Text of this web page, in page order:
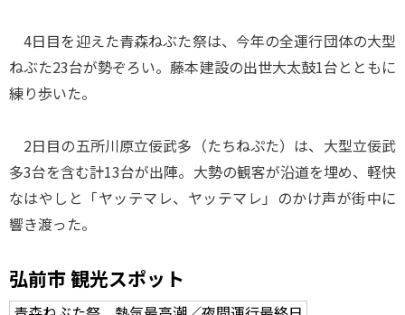
4日目を迎えた青森ねぶた祭は、今年の全運行団体の大型
ねぶた23台が勢ぞろい。藤本建設の出世大太鼓1台とともに
練り歩いた。
2日目の五所川原立佞武多（たちねぷた）は、大型立佞武
多3台を含む計13台が出陣。大勢の観客が沿道を埋め、軽快
なはやしと「ヤッテマレ、ヤッテマレ」のかけ声が街中に
響き渡った。
弘前市 観光スポット